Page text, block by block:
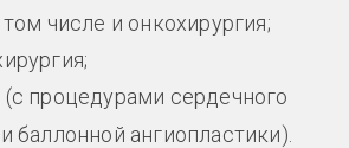
числе и онкохирургия;
(с процедурами сердечного
баллонной ангиопластики).